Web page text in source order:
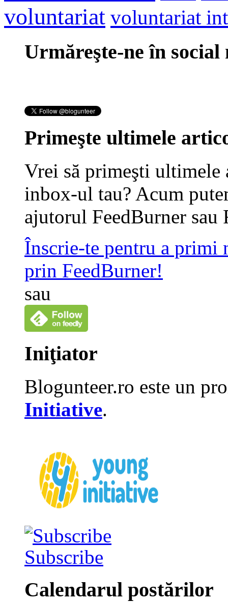
voluntariat voluntariat
Urmăreşte-ne în social
Primeşte ultimele
Vrei să primeşti
inbox-ul tau? Acum
ajutorul FeedBurner sau
Înscrie-te pentru a primi
prin FeedBurner!
sau
Iniţiator
Blogunteer.ro este un
Initiative.
Subscribe
Calendarul postărilor